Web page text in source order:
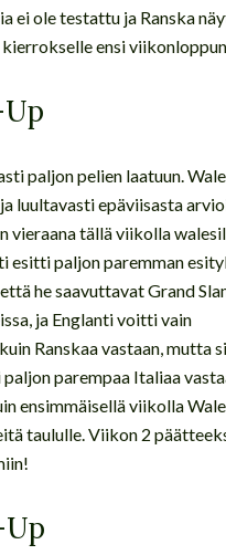
ei ole testattu ja Ranska
ensi
paljon pelien laatuun.
luultavasti epäviisasta
vieraana tällä viikolla
paljon paremman
he saavuttavat Grand
ja Englanti voitti vain
Ranskaa vastaan, mutta
parempaa Italiaa
ensimmäisellä viikolla
taululle. Viikon 2